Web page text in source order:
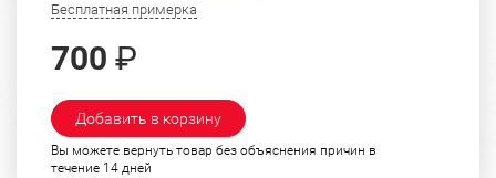
Бесплатная примерка
700 ₽
Добавить в корзину
Вы можете вернуть товар без объяснения причин в
течение 14 дней